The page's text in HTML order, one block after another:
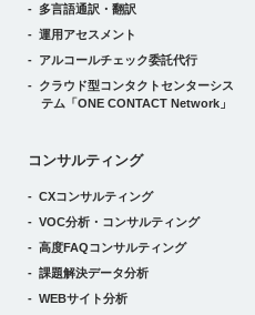
多言語通訳・翻訳
運用アセスメント
アルコールチェック委託代行
クラウド型コンタクトセンターシス
テム 「ONE CONTACT Network」
コンサルティング
CXコンサルティング
VOC分析・コンサルティング
高度FAQコンサルティング
課題解決データ分析
WEBサイト分析